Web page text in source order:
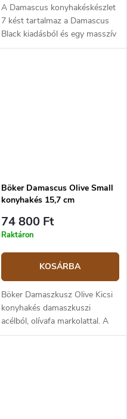
A Damascus konyhakéskészlet
7 kést tartalmaz a Damascus
Black kiadásból és egy masszív
tartót a tároláshoz.
Böker Damascus Olive Small
konyhakés 15,7 cm
74 800 Ft
Raktáron
KOSÁRBA
Böker Damaszkusz Olive Kicsi
konyhakés damaszkuszi
acélból, olívafa markolattal. A
penge hossza 15,7 cm.